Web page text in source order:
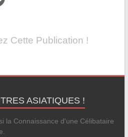
Cette Publication !
ASIATIQUES !
la Connaissance d'une Célibataire